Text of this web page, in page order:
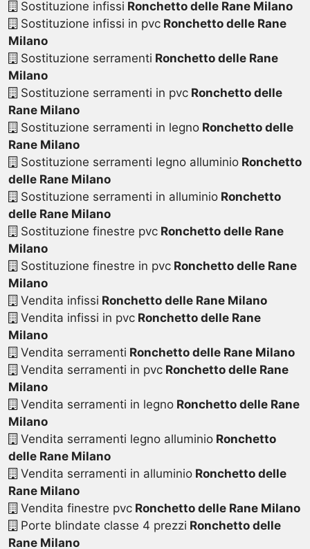
Sostituzione infissi Ronchetto delle Rane Milano
Sostituzione infissi in pvcRonchetto delle Rane
Milano
Sostituzione serramenti Ronchetto delle Rane
Milano
Sostituzione serramenti in pvcRonchetto delle
Rane Milano
Sostituzione serramenti in legnoRonchetto delle
Rane Milano
Sostituzione serramenti legno alluminioRonchetto
delle Rane Milano
Sostituzione serramenti in alluminioRonchetto
delle Rane Milano
Sostituzione finestre pvcRonchetto delle Rane
Milano
Sostituzione finestre in pvcRonchetto delle Rane
Milano
Vendita infissi Ronchetto delle Rane Milano
Vendita infissi in pvcRonchetto delle Rane
Milano
Vendita serramenti Ronchetto delle Rane Milano
Vendita serramenti in pvcRonchetto delle Rane
Milano
Vendita serramenti in legnoRonchetto delle Rane
Milano
Vendita serramenti legno alluminioRonchetto
delle Rane Milano
Vendita serramenti in alluminioRonchetto delle
Rane Milano
Vendita finestre pvcRonchetto delle Rane Milano
Porte blindate classe 4 prezzi Ronchetto delle
Rane Milano